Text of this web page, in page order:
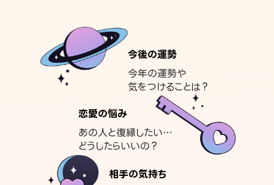
今後の運勢
今年の運勢や
気をつけることは？
恋愛の悩み
あの人と復縁したい…
どうしたらいいの？
相手の気持ち